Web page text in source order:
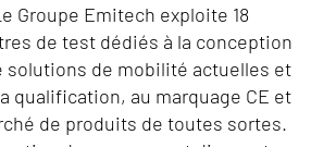
Groupe Emitech exploite 18
de test dédiés à la conception
solutions de mobilité actuelles et
qualification, au marquage CE et
de produits de toutes sortes.